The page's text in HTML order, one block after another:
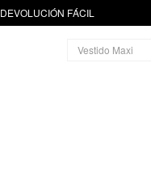
DEVOLUCIÓN FÁCIL